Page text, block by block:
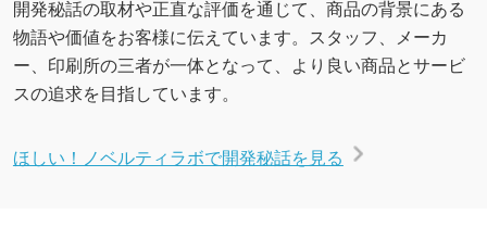
開発秘話の取材や正直な評価を通じて、商品の背景にある
物語や価値をお客様に伝えています。スタッフ、メーカ
ー、印刷所の三者が一体となって、より良い商品とサービ
スの追求を目指しています。
ほしい！ノベルティラボで開発秘話を見る